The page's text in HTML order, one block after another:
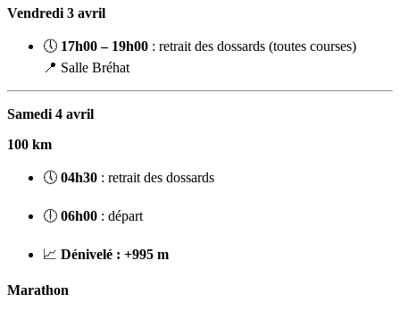
Vendredi 3 avril
🕔 17h00 – 19h00 : retrait des dossards (toutes courses)
📍 Salle Bréhat
Samedi 4 avril
100 km
🕔 04h30 : retrait des dossards
🕕 06h00 : départ
📈 Dénivelé : +995 m
Marathon